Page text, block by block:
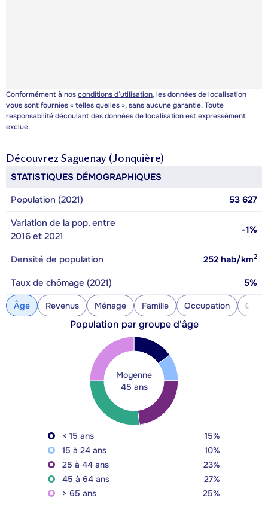
Conformément à nosconditions d’utilisation, les données de localisation
vous sont fournies « telles quelles », sans aucune garantie. Toute
responsabilité découlant des données de localisation est expressément
exclue.
Découvrez Saguenay (Jonquière)
STATISTIQUES DÉMOGRAPHIQUES
Population (2021)
53 627
Variation de la pop. entre
2016 et 2021
-1%
Densité de population 252 hab/km2
Taux de chômage (2021) 5%
Âge Revenus Ménage Famille Occupation
Population par groupe d'âge
Moyenne
45 ans
< 15 ans
15%
15 à 24 ans
10%
25 à 44 ans
23%
45 à 64 ans
27%
> 65 ans
25%